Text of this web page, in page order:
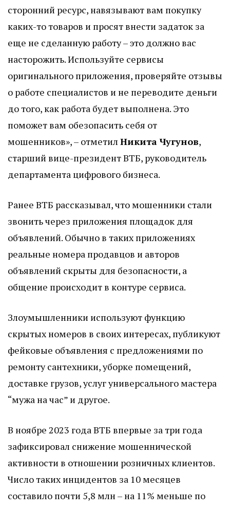
сторонний ресурс, навязывают вам покупку
каких-то товаров и просят внести задаток за
еще не сделанную работу – это должно вас
насторожить. Используйте сервисы
оригинального приложения, проверяйте отзывы
о работе специалистов и не переводите деньги
до того, как работа будет выполнена. Это
поможет вам обезопасить себя от
мошенников», – отметил Никита Чугунов,
старший вице-президент ВТБ, руководитель
департамента цифрового бизнеса.
Ранее ВТБ рассказывал, что мошенники стали
звонить через приложения площадок для
объявлений. Обычно в таких приложениях
реальные номера продавцов и авторов
объявлений скрыты для безопасности, а
общение происходит в контуре сервиса.
Злоумышленники используют функцию
скрытых номеров в своих интересах, публикуют
фейковые объявления с предложениями по
ремонту сантехники, уборке помещений,
доставке грузов, услуг универсального мастера
“мужа на час” и другое.
В ноябре 2023 года ВТБ впервые за три года
зафиксировал снижение мошеннической
активности в отношении розничных клиентов.
Число таких инцидентов за 10 месяцев
составило почти 5,8 млн – на 11% меньше по